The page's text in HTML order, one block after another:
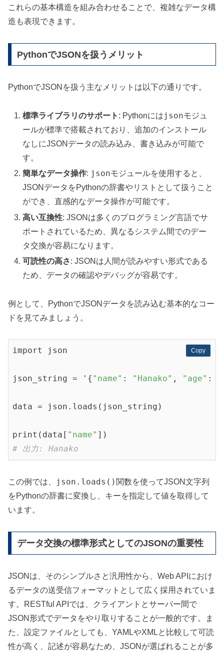
これらの基本構造を組み合わせることで、複雑なデータ構
造も表現できます。
PythonでJSONを扱うメリット
PythonでJSONを扱う主なメリットは以下の通りです。
標準ライブラリのサポート : Pythonにはjsonモジュ
ールが標準で搭載されており、追加のインストール
なしにJSONデータの読み込み、書き込みが可能で
す。
簡単なデータ操作: jsonモジュールを使用すると、
JSONデータをPythonの辞書やリストとして扱うこと
ができ、直感的なデータ操作が可能です。
高い互換性: JSONは多くのプログラミング言語でサ
ポートされているため、異なるシステム間でのデー
タ交換が容易になります。
可読性の高さ: JSONは人間が読みやすい形式である
ため、データの確認やデバッグが容易です。
例として、PythonでJSONデータを読み込む基本的なコー
ドを見てみましょう。
Copy
Copy
import json
json_string = '{ "name" : "Hanako" , "age" :
data = json.loads(json_string)
print(data[ "name"
# 出力: Hanako
この例では、 json.loads() 関数を使ってJSON文字列
をPythonの辞書に変換し、キーを指定して値を取得して
います。
データ交換の標準形式としてのJSONの重要性
JSONは、そのシンプルさと汎用性から、Web APIにおけ
るデータの送受信フォーマットとして広く採用されていま
す。RESTful APIでは、クライアントとサーバー間で
JSON形式でデータをやり取りすることが一般的です。ま
た、設定ファイルとしても、YAMLやXMLと比較して可読
性が高く、記述が容易なため、JSONが選ばれることが多